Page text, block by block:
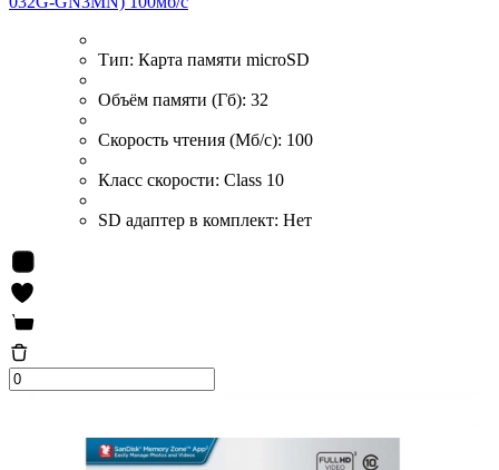
Тип: Карта памяти microSD
Объём памяти (Гб): 32
Скорость чтения (Мб/с): 100
Класс скорости: Class 10
SD адаптер в комплект: Нет